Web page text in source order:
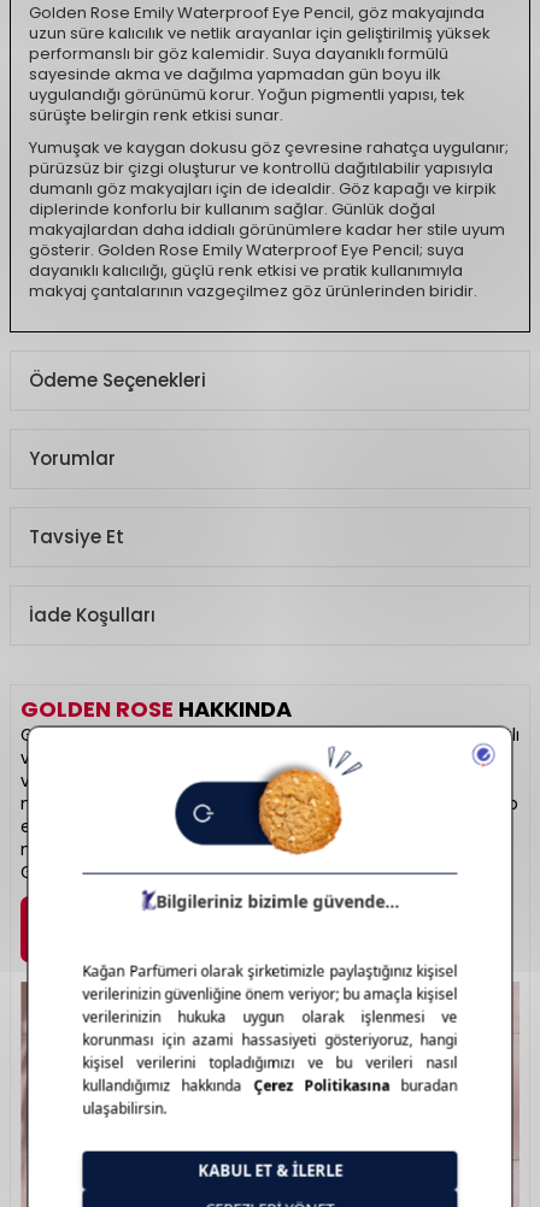
Golden Rose Emily Waterproof Eye Pencil, göz makyajında
uzun süre kalıcılık ve netlik arayanlar için geliştirilmiş yüksek
performanslı bir göz kalemidir. Suya dayanıklı formülü
sayesinde akma ve dağılma yapmadan gün boyu ilk
uygulandığı görünümü korur. Yoğun pigmentli yapısı, tek
sürüşte belirgin renk etkisi sunar.
Yumuşak ve kaygan dokusu göz çevresine rahatça uygulanır;
pürüzsüz bir çizgi oluşturur ve kontrollü dağıtılabilir yapısıyla
dumanlı göz makyajları için de idealdir. Göz kapağı ve kirpik
diplerinde konforlu bir kullanım sağlar. Günlük doğal
makyajlardan daha iddialı görünümlere kadar her stile uyum
gösterir. Golden Rose Emily Waterproof Eye Pencil; suya
dayanıklı kalıcılığı, güçlü renk etkisi ve pratik kullanımıyla
makyaj çantalarının vazgeçilmez göz ürünlerinden biridir.
Ödeme Seçenekleri
Yorumlar
Tavsiye Et
İade Koşulları
GOLDEN ROSE HAKKINDA
Golden Rose, makyaj tutkunlarının favorisi olan uygun fiyatlı
ve kaliteli kozmetik ürünleriyle öne çıkar. Ruj, maskara, oje
ve far paletlerinde zengin renk seçenekleri sunar. Günlük
makyajdan profesyonel görünüme kadar her ihtiyaca hitap
eder. Kalıcı formüller ve modern ambalajlarla kullanıcı
memnuniyeti sağlar. Renkli kozmetikte güvenilir seçenek:
Golden Rose.